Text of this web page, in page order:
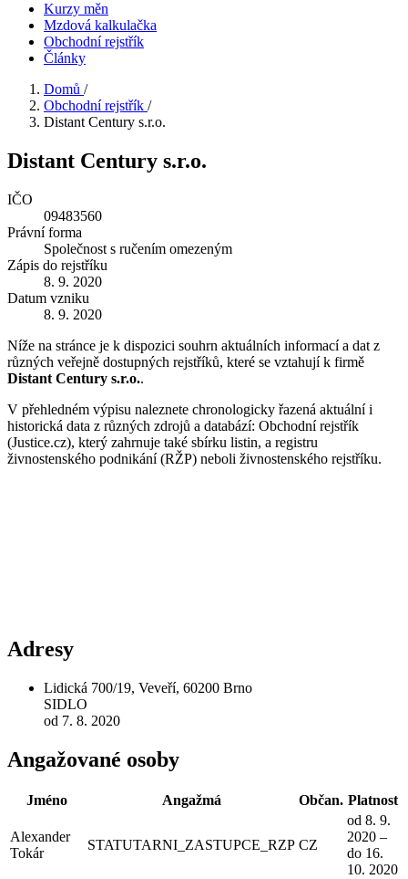
Kurzy měn
Mzdová kalkulačka
Obchodní rejstřík
Články
Domů /
Obchodní rejstřík /
Distant Century s.r.o.
Distant Century s.r.o.
IČO
09483560
Právní forma
Společnost s ručením omezeným
Zápis do rejstříku
8. 9. 2020
Datum vzniku
8. 9. 2020
Níže na stránce je k dispozici souhrn aktuálních informací a dat z
různých veřejně dostupných rejstříků, které se vztahují k firmě
Distant Century s.r.o..
V přehledném výpisu naleznete chronologicky řazená aktuální i
historická data z různých zdrojů a databází: Obchodní rejstřík
(Justice.cz), který zahrnuje také sbírku listin, a registru
živnostenského podnikání (RŽP) neboli živnostenského rejstříku.
Adresy
Lidická 700/19, Veveří, 60200 Brno
SIDLO
od 7. 8. 2020
Angažované osoby
Jméno Angažmá Občan. Platnost
Alexander
Tokár
STATUTARNI_ZASTUPCE_RZP CZ
od 8. 9.
2020 –
do 16.
10. 2020